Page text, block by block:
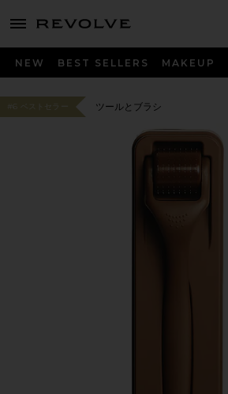
menu - shows more content
NEW BEST SELLERS MAKEUP
#6 ベストセラー ツールとブラシ